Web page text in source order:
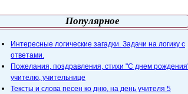
Популярное
Интересные логические загадки. Задачи на логику с
ответами.
Пожелания, поздравления, стихи "С днем
учителю, учительнице
Тексты и слова песен ко дню, на день учителя 5
Карта сайта webmaster@paers.ru